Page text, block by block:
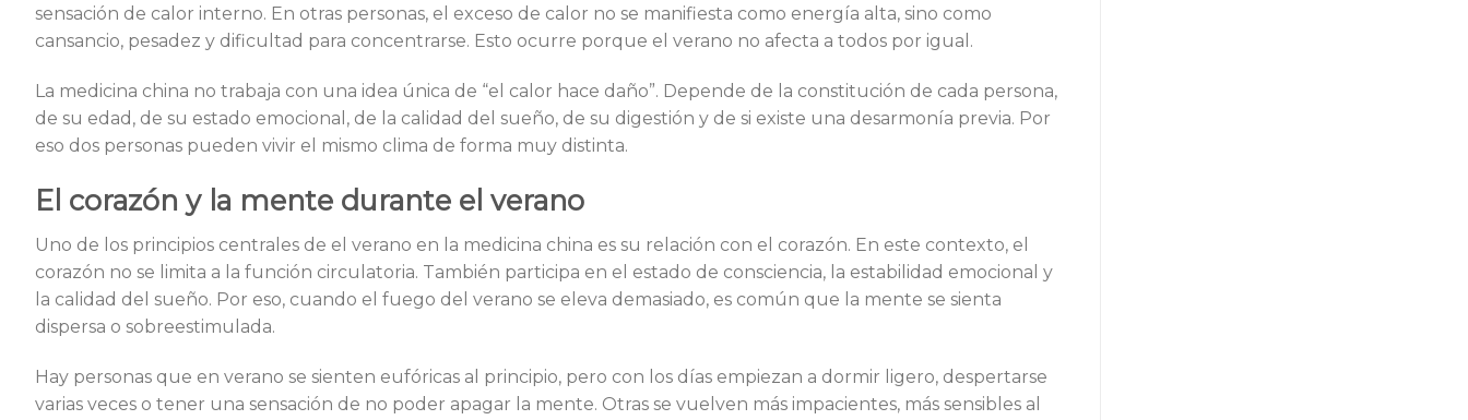
sensación de calor interno. En otras personas, el exceso de calor no se manifiesta como energía alta, sino como
cansancio, pesadez y dificultad para concentrarse. Esto ocurre porque el verano no afecta a todos por igual.
La medicina china no trabaja con una idea única de “el calor hace daño”. Depende de la constitución de cada persona,
de su edad, de su estado emocional, de la calidad del sueño, de su digestión y de si existe una desarmonía previa. Por
eso dos personas pueden vivir el mismo clima de forma muy distinta.
El corazón y la mente durante el verano
Uno de los principios centrales de el verano en la medicina china es su relación con el corazón. En este contexto, el
corazón no se limita a la función circulatoria. También participa en el estado de consciencia, la estabilidad emocional y
la calidad del sueño. Por eso, cuando el fuego del verano se eleva demasiado, es común que la mente se sienta
dispersa o sobreestimulada.
Hay personas que en verano se sienten eufóricas al principio, pero con los días empiezan a dormir ligero, despertarse
varias veces o tener una sensación de no poder apagar la mente. Otras se vuelven más impacientes, más sensibles al